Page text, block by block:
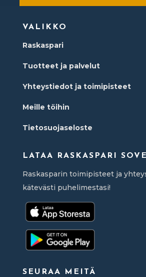
VALIKKO
Raskaspari
Tuotteet ja palvelut
Yhteystiedot ja toimipisteet
Meille töihin
Tietosuojaseloste
LATAA RASKASPARI
Raskasparin toimipisteet ja
kätevästi puhelimestasi!
SEURAA MEITÄ